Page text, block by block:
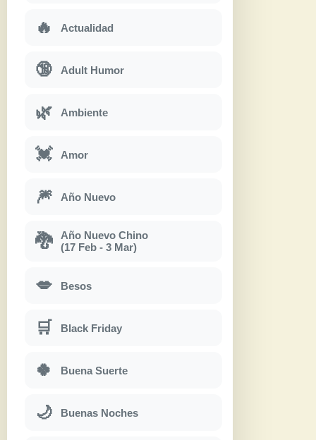
🔥 Actualidad
🔞 Adult Humor
🌿 Ambiente
💓 Amor
🎆 Año Nuevo
🐉
Año Nuevo Chino
(17 Feb - 3 Mar)
💋 Besos
🛒 Black Friday
🍀 Buena Suerte
🌙 Buenas Noches